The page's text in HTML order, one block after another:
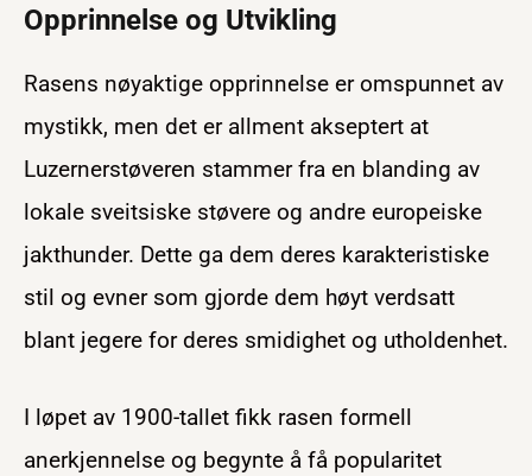
Opprinnelse og Utvikling
Rasens nøyaktige opprinnelse er omspunnet av
mystikk, men det er allment akseptert at
Luzernerstøveren stammer fra en blanding av
lokale sveitsiske støvere og andre europeiske
jakthunder. Dette ga dem deres karakteristiske
stil og evner som gjorde dem høyt verdsatt
blant jegere for deres smidighet og utholdenhet.
I løpet av 1900-tallet fikk rasen formell
anerkjennelse og begynte å få popularitet